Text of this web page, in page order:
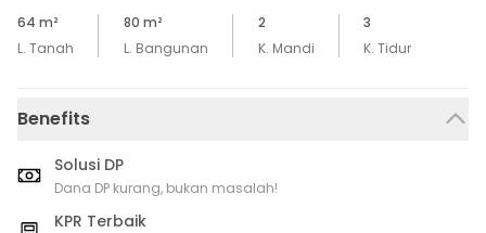
64 m²
L. Tanah
80 m²
L. Bangunan
2
K. Mandi
3
K. Tidur
Benefits
Solusi DP
Dana DP kurang, bukan masalah!
KPR Terbaik